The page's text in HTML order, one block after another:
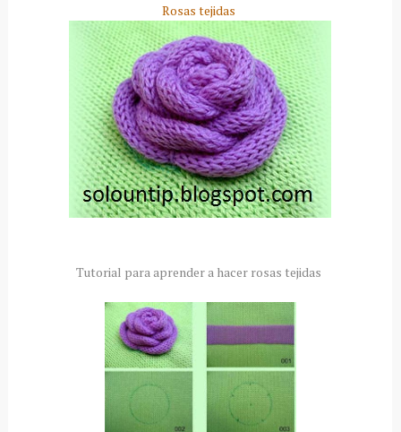
Rosas tejidas
Tutorial para aprender a hacer rosas tejidas